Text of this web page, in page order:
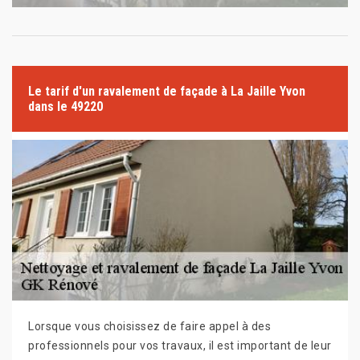
Le tarif d'un ravalement de façade à La Jaille Yvon
dans le 49220
Lorsque vous choisissez de faire appel à des
professionnels pour vos travaux, il est important de leur